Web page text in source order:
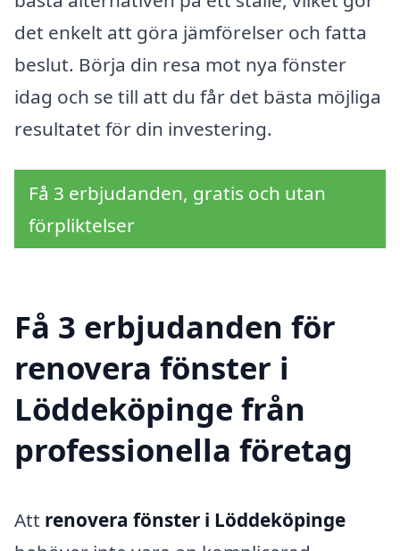
det enkelt att göra jämförelser och fatta
beslut. Börja din resa mot nya fönster
idag och se till att du får det bästa möjliga
resultatet för din investering.
Få 3 erbjudanden, gratis och utan
förpliktelser
Få 3 erbjudanden för
renovera fönster i
Löddeköpinge från
professionella företag
Att renovera fönster i Löddeköpinge